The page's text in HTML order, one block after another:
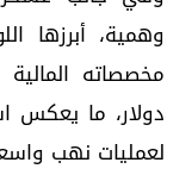
دولار، ما يعكس
لعمليات نهب